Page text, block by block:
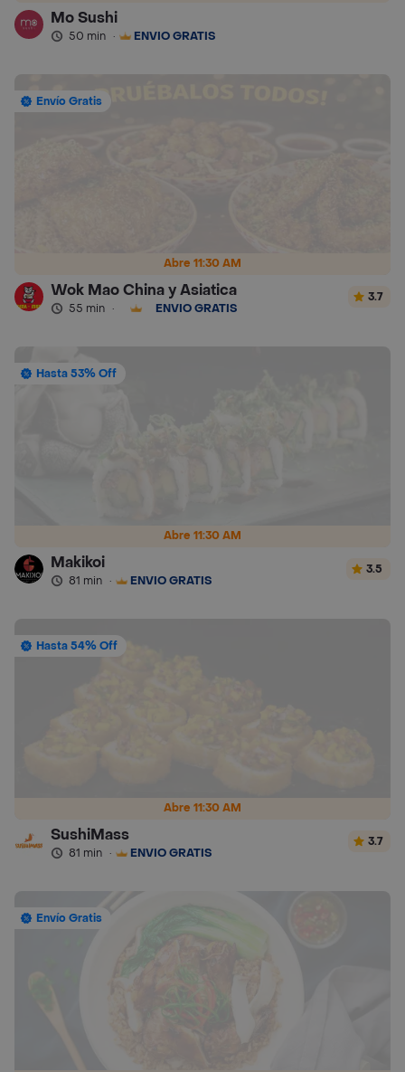
Mo Sushi
50 min · ENVÍO GRATIS
Abre 11:30 AM
Envío Gratis
Wok Mao China y Asiatica
55 min · ENVÍO GRATIS
3.7
Abre 11:30 AM
Hasta 53% Off
Makikoi
81 min · ENVÍO GRATIS
3.5
Abre 11:30 AM
Hasta 54% Off
SushiMass
81 min · ENVÍO GRATIS
3.7
Envío Gratis